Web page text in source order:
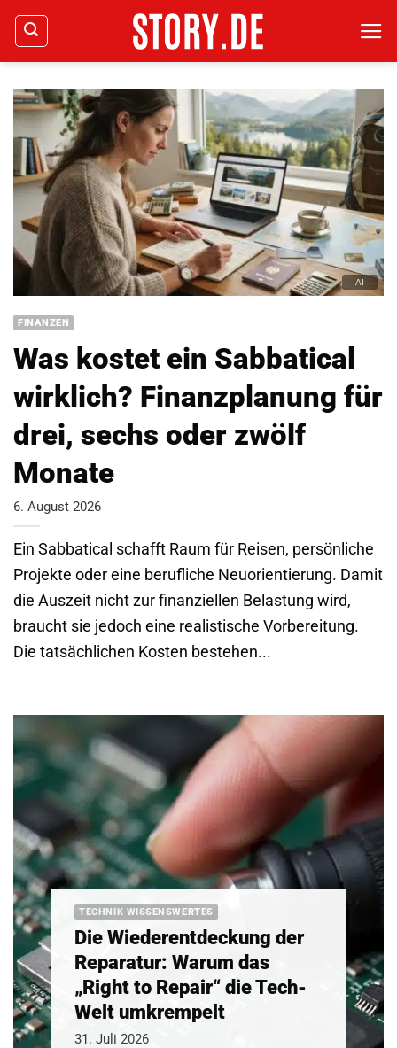
Zum
Inhalt
springen
FINANZEN
Was kostet ein Sabbatical
wirklich? Finanzplanung für
drei, sechs oder zwölf
Monate
6. August 2026
Ein Sabbatical schafft Raum für Reisen, persönliche
Projekte oder eine berufliche Neuorientierung. Damit
die Auszeit nicht zur finanziellen Belastung wird,
braucht sie jedoch eine realistische Vorbereitung.
Die tatsächlichen Kosten bestehen...
TECHNIK WISSENSWERTES
Die Wiederentdeckung der
Reparatur: Warum das
„Right to Repair“ die Tech-
Welt umkrempelt
31. Juli 2026